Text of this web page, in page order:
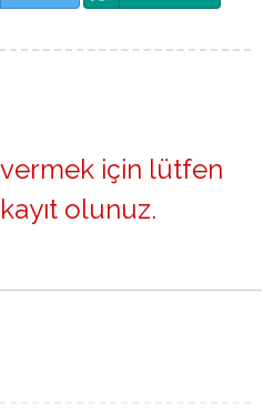
için lütfen
kayıt olunuz.